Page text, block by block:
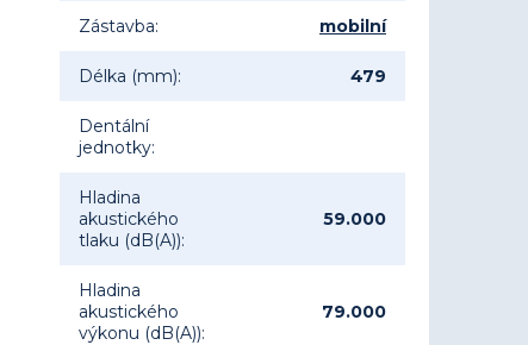
Zástavba: mobilní
Délka (mm): 479
Dentální
jednotky:
Hladina
akustického
tlaku (dB(A)):
59.000
Hladina
akustického
výkonu (dB(A)):
79.000